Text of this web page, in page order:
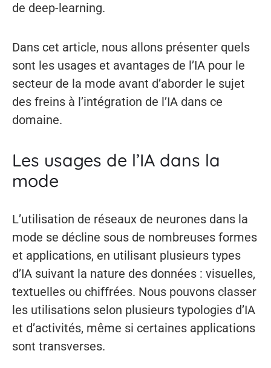
de deep-learning.
Dans cet article, nous allons présenter quels
sont les usages et avantages de l’IA pour le
secteur de la mode avant d’aborder le sujet
des freins à l’intégration de l’IA dans ce
domaine.
Les usages de l’IA dans la
mode
L’utilisation de réseaux de neurones dans la
mode se décline sous de nombreuses formes
et applications, en utilisant plusieurs types
d’IA suivant la nature des données : visuelles,
textuelles ou chiffrées. Nous pouvons classer
les utilisations selon plusieurs typologies d’IA
et d’activités, même si certaines applications
sont transverses.